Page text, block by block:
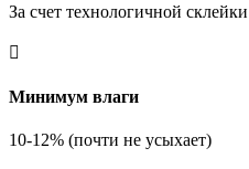
За счет технологичной склейки

Минимум влаги
10-12% (почти не усыхает)